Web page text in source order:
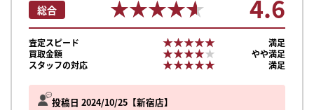
投稿日 2024/10/25 新宿店
総合 ★★★★★
★★★★★ 4.6
査定スピード ★★★★★
★★★★★
満足
買取金額
★★★★★
★★★★★
やや満足
スタッフの対応
★★★★★
★★★★★ 満足